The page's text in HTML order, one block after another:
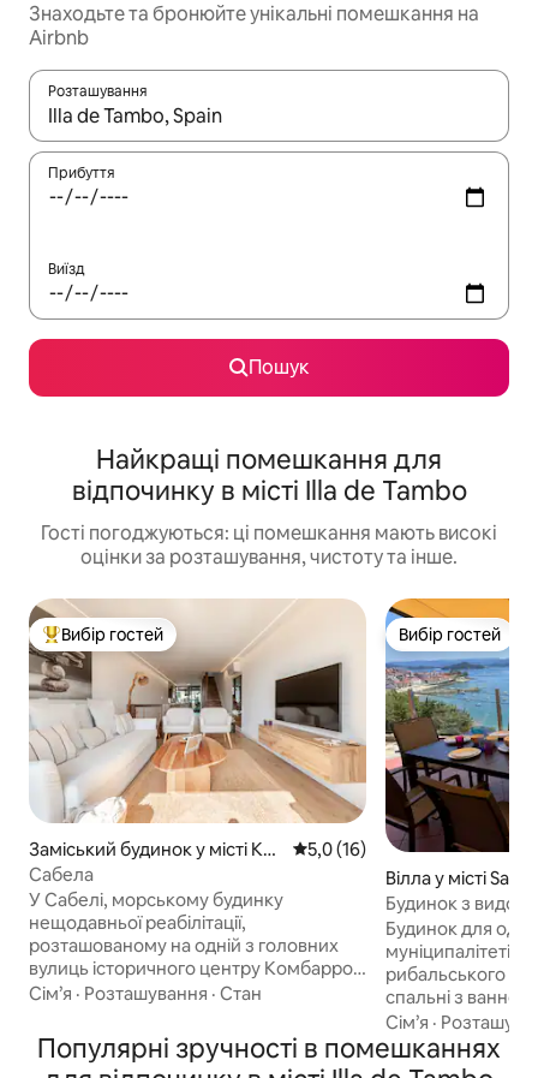
Знаходьте та бронюйте унікальні помешкання на
Airbnb
Розташування
Отримавши результати пошуку, використовуйте для
Прибуття
Виїзд
Пошук
Найкращі помешкання для
відпочинку в місті Illa de Tambo
Гості погоджуються: ці помешкання мають високі
оцінки за розташування, чистоту та інше.
Топ вибір гостей
Вибір гостей
Заміський будинок у місті Ко
мбарро
Середня оцінка: 5,0 з 5,
5,0 (16)
Сабела
У Сабелі, морському будинку
нещодавньої реабілітації,
розташованому на одній з головних
вулиць історичного центру Комбарро,
селища, захищеного спадщиною та
історичний комплекс для будівництва
типових рибальських будинків,
Сім’я · Розташування · Стан
Вибір гостей
Вибір гостей
Вілла у місті
Будинок з видом
Будинок для
муніципалітеті
рибальського
спальні з ванною
кімната з трьома
сад з
лиман
Сім’я ·
Популярні зручності в помешканнях